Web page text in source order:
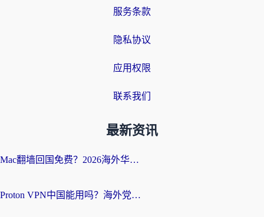
服务条款
隐私协议
应用权限
联系我们
最新资讯
Mac翻墙回国免费？2026海外华人亲测：从CCTV5直播到国内APP，这样选加速器才靠谱
Proton VPN中国能用吗？海外党选回国加速器的避坑指南（附番茄加速器实测）